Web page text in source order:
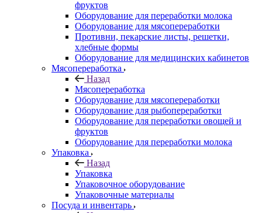
фруктов
Оборудование для переработки молока
Оборудование для мясопереработки
Противни, пекарские листы, решетки,
хлебные формы
Оборудование для медицинских кабинетов
Мясопереработка
Назад
Мясопереработка
Оборудование для мясопереработки
Оборудование для рыбопереработки
Оборудование для переработки овощей и
фруктов
Оборудование для переработки молока
Упаковка
Назад
Упаковка
Упаковочное оборудование
Упаковочные материалы
Посуда и инвентарь